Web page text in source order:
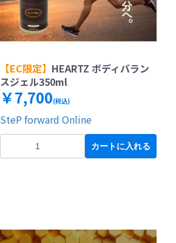
【EC限定】 HEARTZ ボディバラン
スジェル350ml
￥7,700(税込)
SteP forward Online
カートに入れる